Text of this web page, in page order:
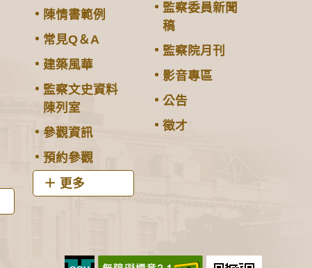
陳情書範例
常見Q＆A
建築風華
監察文史資料
陳列室
參觀資訊
預約參觀
更多
監察委員新聞
稿
監察院月刊
影音專區
公告
徵才